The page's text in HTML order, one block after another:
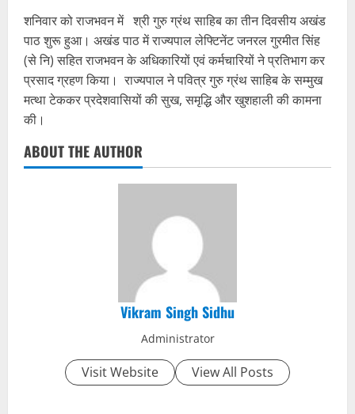
शनिवार को राजभवन में श्री गुरु ग्रंथ साहिब का तीन दिवसीय अखंड
पाठ शुरू हुआ। अखंड पाठ में राज्यपाल लेफ्टिनेंट जनरल गुरमीत सिंह
(से नि) सहित राजभवन के अधिकारियों एवं कर्मचारियों ने प्रतिभाग कर
प्रसाद ग्रहण किया। राज्यपाल ने पवित्र गुरु ग्रंथ साहिब के सम्मुख
मत्था टेककर प्रदेशवासियों की सुख, समृद्धि और खुशहाली की कामना
की।
ABOUT THE AUTHOR
Vikram Singh Sidhu
Administrator
Visit Website View All Posts